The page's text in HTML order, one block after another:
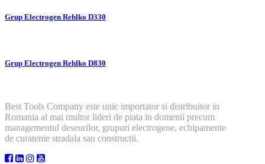
Grup Electrogen Rehlko D330
Grup Electrogen Rehlko D830
Best Tools Company este unic importator si distribuitor in
Romania al mai multor lideri de piata in domenii precum
managementul deseurilor, grupuri electrogene, echipamente
de curatenie stradala sau constructii.